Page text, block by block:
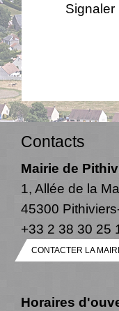
Signaler
Contacts
Mairie de
1, Allée de la
45300
+33 2 38 30 25
CONTACTER LA
Horaires